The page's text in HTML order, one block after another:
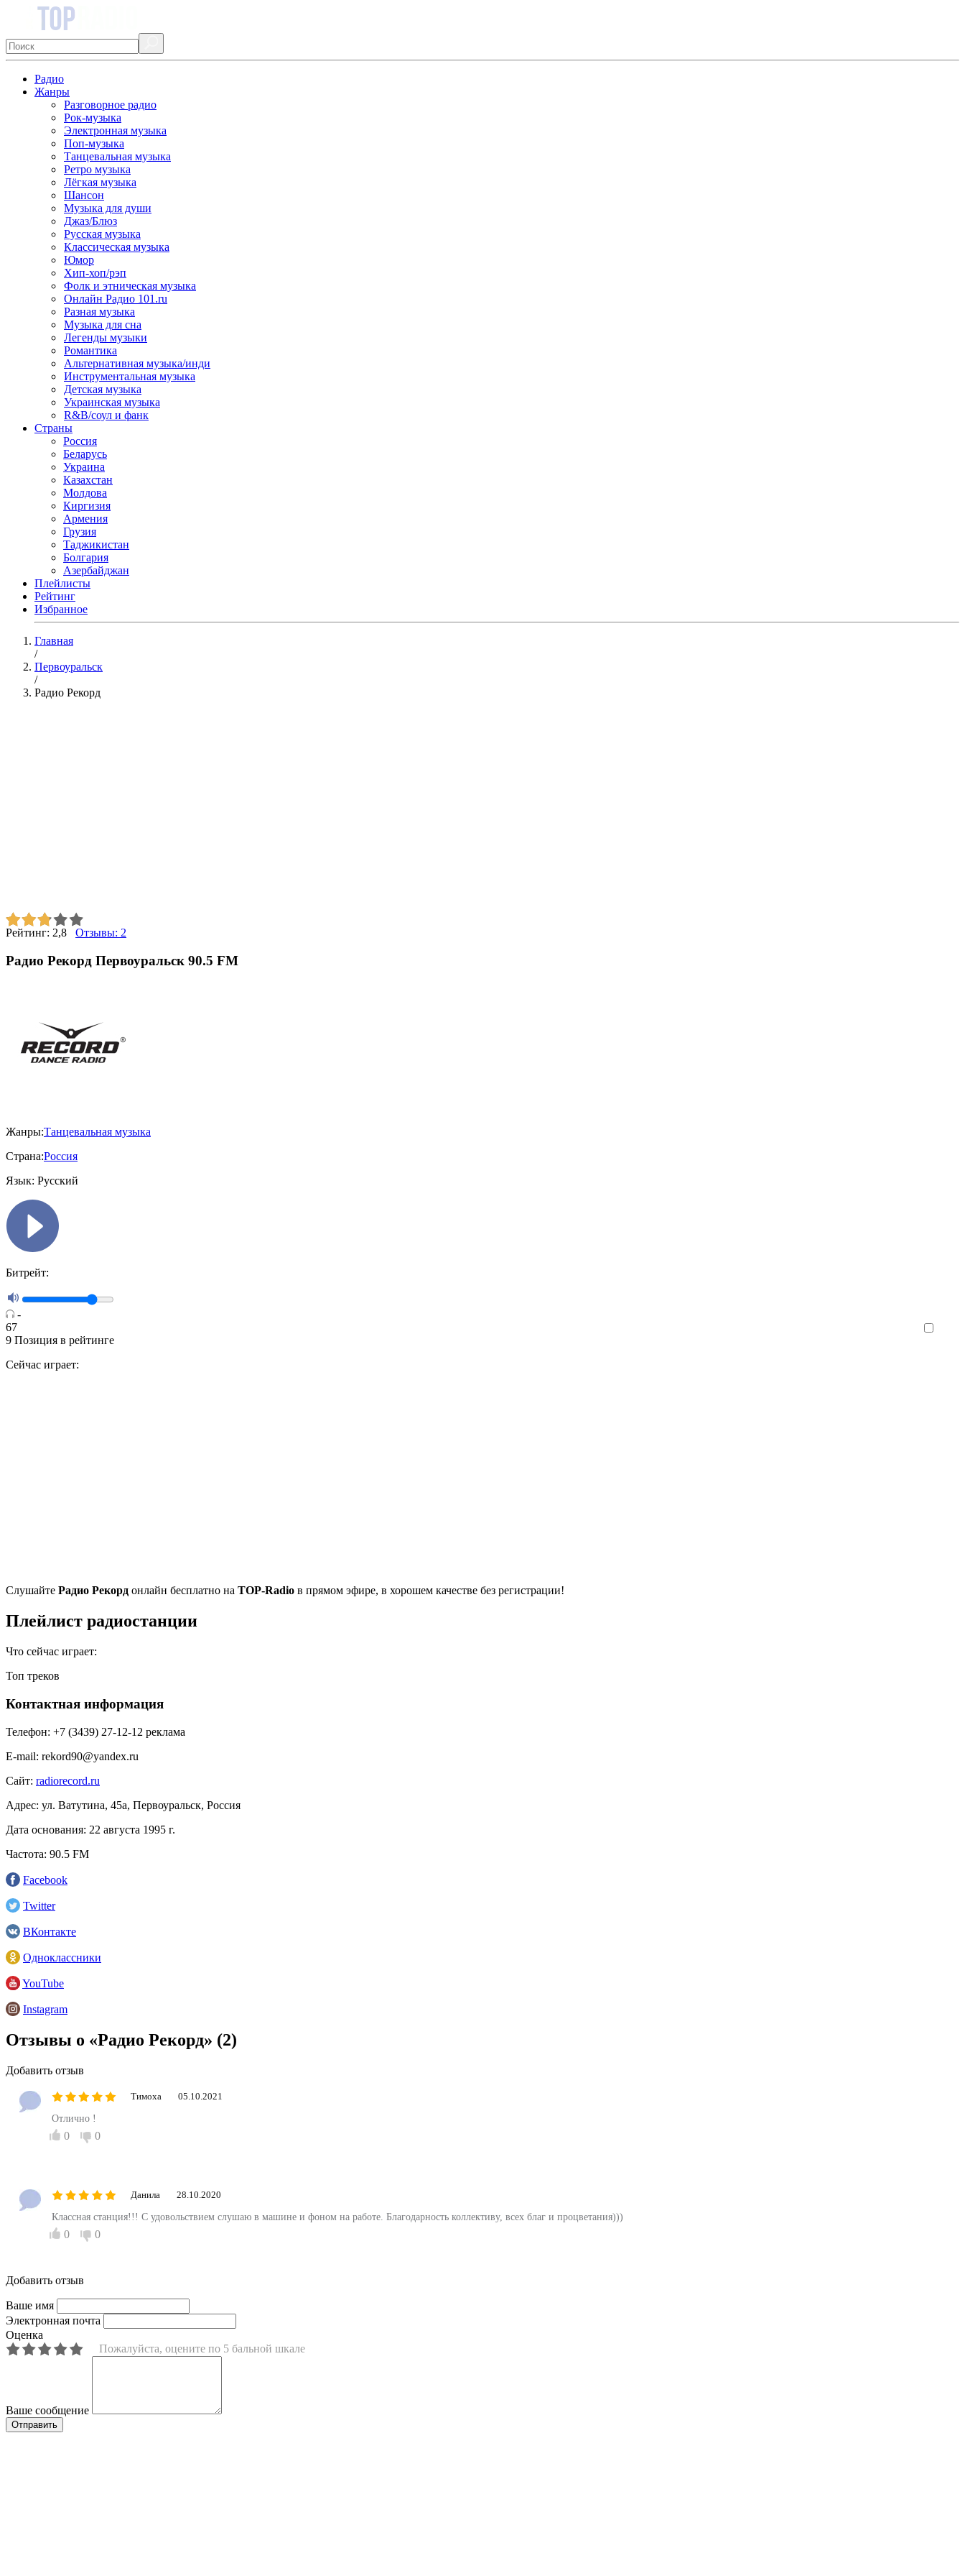
Радио
Жанры
Разговорное радио
Рок-музыка
Электронная музыка
Поп-музыка
Танцевальная музыка
Ретро музыка
Лёгкая музыка
Шансон
Музыка для души
Джаз/Блюз
Русская музыка
Классическая музыка
Юмор
Хип-хоп/рэп
Фолк и этническая музыка
Онлайн Радио 101.ru
Разная музыка
Музыка для сна
Легенды музыки
Романтика
Альтернативная музыка/инди
Инструментальная музыка
Детская музыка
Украинская музыка
R&B/cоул и фанк
Страны
Россия
Беларусь
Украина
Казахстан
Молдова
Киргизия
Армения
Грузия
Таджикистан
Болгария
Азербайджан
Плейлисты
Рейтинг
Избранное
Главная
/
Первоуральск
/
Радио Рекорд
Рейтинг: 2,8 Отзывы: 2
Радио Рекорд Первоуральск 90.5 FM
Жанры:Танцевальная музыка
Страна:Россия
Язык: Русский
Битрейт:
-
67
9 Позиция в рейтинге
Сейчас играет:
Cлушайте Радио Рекорд онлайн бесплатно на TOP-Radio в прямом эфире, в хорошем качестве без регистрации!
Плейлист радиостанции
Что сейчас играет:
Топ треков
Контактная информация
Телефон: +7 (3439) 27-12-12 реклама
E-mail: rekord90@yandex.ru
Сайт: radiorecord.ru
Адрес: ул. Ватутина, 45а, Первоуральск, Россия
Дата основания: 22 августа 1995 г.
Частота: 90.5 FM
Facebook
Twitter
ВКонтакте
Одноклассники
YouTube
Instagram
Отзывы о «Радио Рекорд» (2)
Добавить отзыв
Тимоха 05.10.2021
Отлично !
0 0
Данила 28.10.2020
Классная станция!!! С удовольствием слушаю в машине и фоном на работе. Благодарность коллективу, всех благ и процветания)))
0 0
Добавить отзыв
Ваше имя
Электронная почта
Оценка
Пожалуйста, оцените по 5 бальной шкале
Ваше сообщение